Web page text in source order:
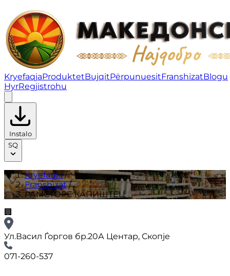
РАМСТОРE КАПИШТЕЦ | Franshizat
KryefaqjaProduktetBujqitPërpunuesitFranshizatBlogu
HyrRegjistrohu
Instalo
SQ
Kryefaqja/
Franshizat/
РАМСТОРE КАПИШТЕЦ
🏢
Ул.Васил Ѓоргов бр.20А Центар, Скопје
071-260-537